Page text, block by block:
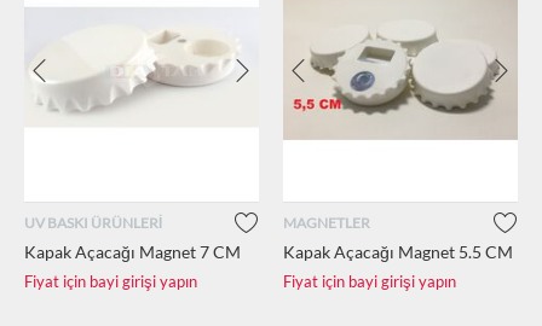
UV BASKI ÜRÜNLERİ
Kapak Açacağı Magnet 7 CM
Fiyat için bayi girişi yapın
MAGNETLER
Kapak Açacağı Magnet 5.5 CM
Fiyat için bayi girişi yapın